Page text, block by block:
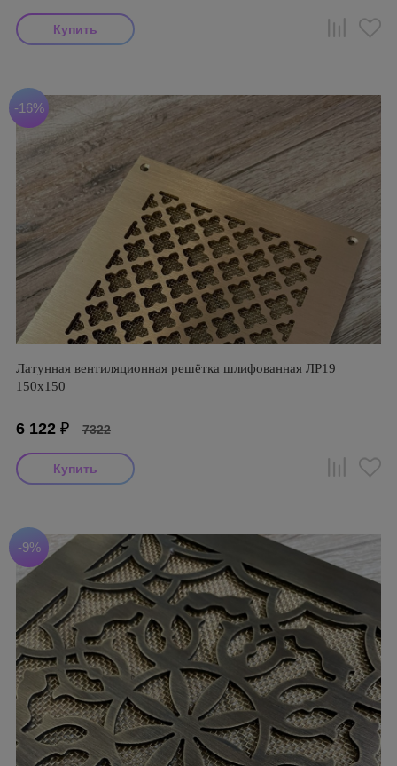
-16%
Латунная вентиляционная решётка шлифованная ЛР19
150х150
6 122 ₽ 7322
-9%